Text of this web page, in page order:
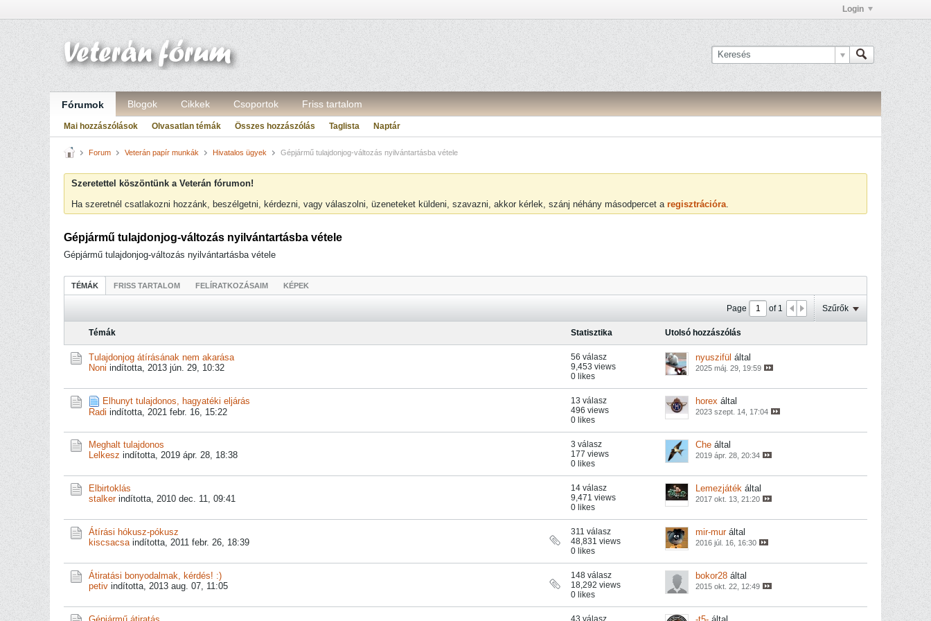
Login
Fórumok Blogok Cikkek Csoportok Friss tartalom
Mai hozzászólások Olvasatlan témák Összes hozzászólás Taglista Naptár
Forum Veterán papír munkák Hivatalos ügyek Gépjármű tulajdonjog-változás nyilvántartásba vétele
Szeretettel köszöntünk a Veterán fórumon!
Ha szeretnél csatlakozni hozzánk, beszélgetni, kérdezni, vagy válaszolni, üzeneteket küldeni, szavazni, akkor kérlek, szánj néhány másodpercet a regisztrációra.
Gépjármű tulajdonjog-változás nyilvántartásba vétele
Gépjármű tulajdonjog-változás nyilvántartásba vétele
TÉMÁK FRISS TARTALOM FELÍRATKOZÁSAIM KÉPEK
Page of 1 Szűrők
Témák Statisztika Utolsó hozzászólás
Tulajdonjog átírásának nem akarása
Noni indította, 2013 jún. 29, 10:32
56 válasz
9,453 views
0 likes
nyuszifül által
2025 máj. 29, 19:59
Elhunyt tulajdonos, hagyatéki eljárás
Radi indította, 2021 febr. 16, 15:22
13 válasz
496 views
0 likes
horex által
2023 szept. 14, 17:04
Meghalt tulajdonos
Lelkesz indította, 2019 ápr. 28, 18:38
3 válasz
177 views
0 likes
Che által
2019 ápr. 28, 20:34
Elbirtoklás
stalkerindította, 2010 dec. 11, 09:41
14 válasz
9,471 views
0 likes
Lemezjáték által
2017 okt. 13, 21:20
Átírási hókusz-pókusz
kiscsacsaindította, 2011 febr. 26, 18:39
311 válasz
48,831 views
0 likes
mir-muráltal
2016 júl. 16, 16:30
Átiratási bonyodalmak, kérdés! :)
petiv indította, 2013 aug. 07, 11:05
148 válasz
18,292 views
0 likes
bokor28 által
2015 okt. 22, 12:49
43 válasz